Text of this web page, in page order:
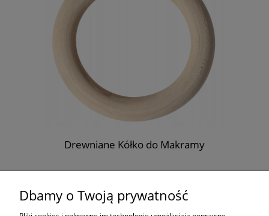
Drewniane Kółko do Makramy
Dbamy o Twoją prywatność